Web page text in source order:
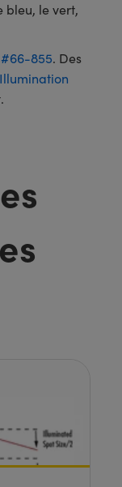
bleu, le vert,
#66-855. Des